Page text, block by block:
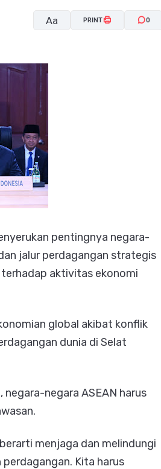
Aa PRINT 0
pentingnya negara-
jalur perdagangan strategis
terhadap aktivitas ekonomi
global akibat konflik
dunia di Selat
negara ASEAN harus
menjaga dan melindungi
Kita harus